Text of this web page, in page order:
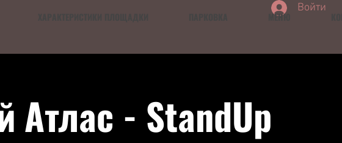
МЕНЮ
Войти
Атлас - StandUp